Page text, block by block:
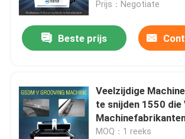
Prijs：Negotiate
Beste prijs
Veelzijdige
te snijden 1550 die
MOQ：1 reeks